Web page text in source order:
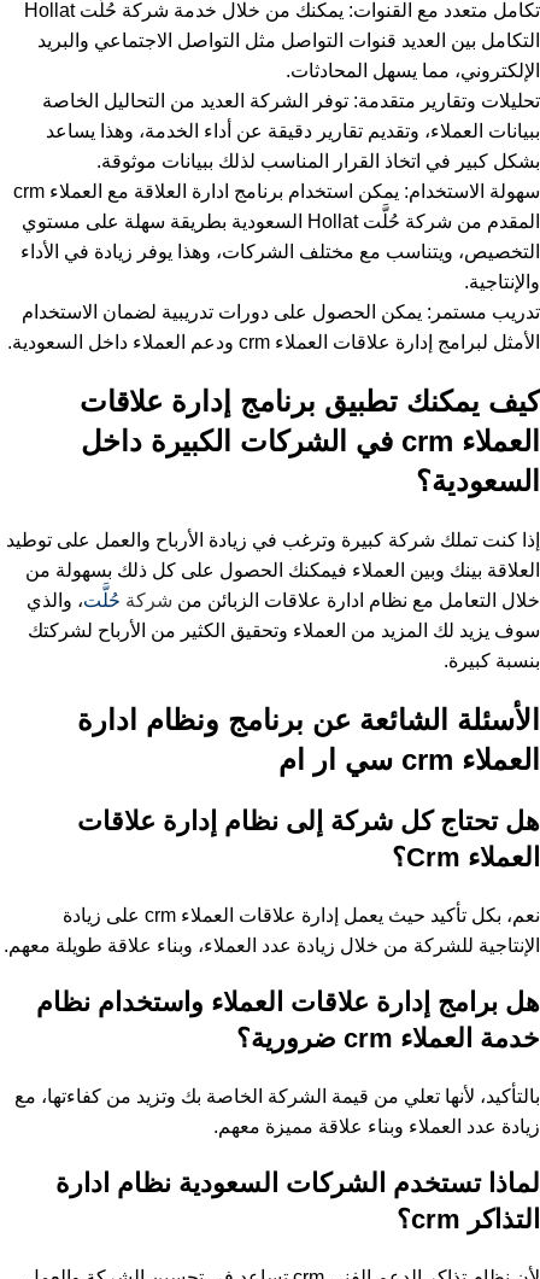
تكامل متعدد مع القنوات: يمكنك من خلال خدمة شركة حُلَّت Hollat
التكامل بين العديد قنوات التواصل مثل التواصل الاجتماعي والبريد
الإلكتروني، مما يسهل المحادثات.
تحليلات وتقارير متقدمة: توفر الشركة العديد من التحاليل الخاصة
ببيانات العملاء، وتقديم تقارير دقيقة عن أداء الخدمة، وهذا يساعد
بشكل كبير في اتخاذ القرار المناسب لذلك ببيانات موثوقة.
سهولة الاستخدام: يمكن استخدام برنامج ادارة العلاقة مع العملاء crm
المقدم من شركة حُلَّت Hollat السعودية بطريقة سهلة على مستوي
التخصيص، ويتناسب مع مختلف الشركات، وهذا يوفر زيادة في الأداء
والإنتاجية.
تدريب مستمر: يمكن الحصول على دورات تدريبية لضمان الاستخدام
الأمثل لبرامج إدارة علاقات العملاء crm ودعم العملاء داخل السعودية.
كيف يمكنك تطبيق برنامج إدارة علاقات
العملاء crm في الشركات الكبيرة داخل
السعودية؟
إذا كنت تملك شركة كبيرة وترغب في زيادة الأرباح والعمل على توطيد
العلاقة بينك وبين العملاء فيمكنك الحصول على كل ذلك بسهولة من
خلال التعامل مع نظام ادارة علاقات الزبائن من شركة حُلَّت، والذي
سوف يزيد لك المزيد من العملاء وتحقيق الكثير من الأرباح لشركتك
بنسبة كبيرة.
الأسئلة الشائعة عن برنامج ونظام ادارة
العملاء crm سي ار ام
هل تحتاج كل شركة إلى نظام إدارة علاقات
العملاء Crm؟
نعم، بكل تأكيد حيث يعمل إدارة علاقات العملاء crm على زيادة
الإنتاجية للشركة من خلال زيادة عدد العملاء، وبناء علاقة طويلة معهم.
هل برامج إدارة علاقات العملاء واستخدام نظام
خدمة العملاء crm ضرورية؟
بالتأكيد، لأنها تعلي من قيمة الشركة الخاصة بك وتزيد من كفاءتها، مع
زيادة عدد العملاء وبناء علاقة مميزة معهم.
لماذا تستخدم الشركات السعودية نظام ادارة
التذاكر crm؟